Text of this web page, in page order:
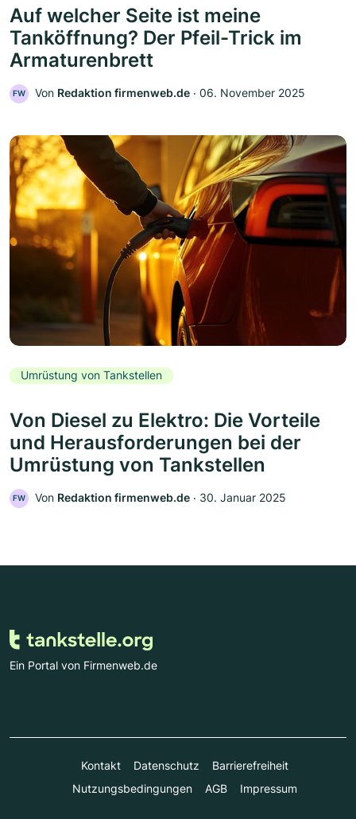
Auf welcher Seite ist meine
Tanköffnung? Der Pfeil-Trick im
Armaturenbrett
FW Von Redaktion firmenweb.de ‧ 06. November 2025
Umrüstung von Tankstellen
Von Diesel zu Elektro: Die Vorteile
und Herausforderungen bei der
Umrüstung von Tankstellen
FW Von Redaktion firmenweb.de ‧ 30. Januar 2025
Ein Portal von Firmenweb.de
Kontakt Datenschutz
Barrierefreiheit
Nutzungsbedingungen
AGB Impressum